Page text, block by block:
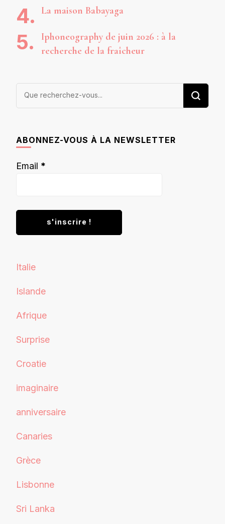
La maison Babayaga
Iphoneography de juin 2026 : à la
recherche de la fraîcheur
Vous
ABONNEZ-VOUS À LA NEWSLETTER
Email *
Italie
Islande
Afrique
Surprise
Croatie
imaginaire
anniversaire
Canaries
Grèce
Lisbonne
Sri Lanka